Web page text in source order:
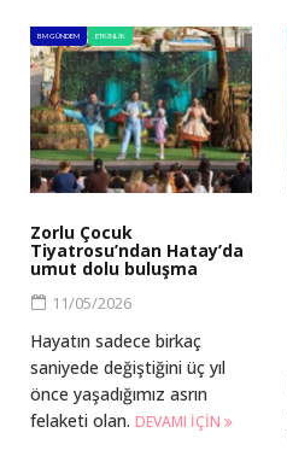
BM GÜNDEM ETKINLIK
Zorlu Çocuk
Tiyatrosu’ndan Hatay’da
umut dolu buluşma
11/05/2026
Hayatın sadece birkaç
saniyede değiştiğini üç yıl
önce yaşadığımız asrın
felaketi olan. DEVAMI IÇIN